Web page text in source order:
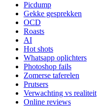
Picdump
Gekke gesprekken
OCD
Roasts
AI
Hot shots
Whatsapp oplichters
Photoshop fails
Zomerse taferelen
Prutsers
Verwachting vs realiteit
Online reviews